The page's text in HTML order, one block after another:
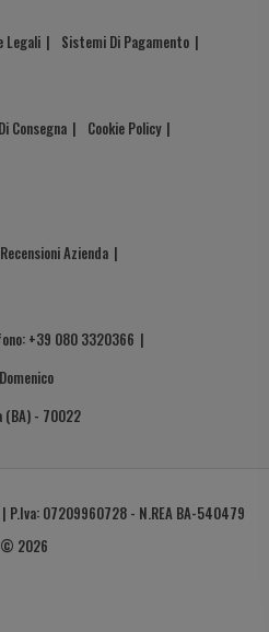
Legali Sistemi Di Pagamento
Consegna
Cookie Policy
Recensioni Azienda
+39 080 3320366
(BA) - 70022
| P.Iva: 07209960728 - N.REA BA-540479
© 2026